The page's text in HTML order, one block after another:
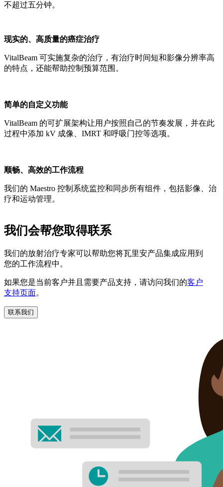
不超过五分钟。
现实的、高质量的癌症治疗
VitalBeam 可实施复杂的治疗，有治疗时间短和影像分辨率高
的特点，还能帮助控制预算范围。
简单的自定义功能
VitalBeam 的可扩展架构让用户按照自己的节奏发展，并在此
过程中添加 kV 成像、IMRT 和呼吸门控等选项。
顺畅、高效的工作流程
我们的 Maestro 控制系统监控和同步所有组件，包括影像、治
疗和运动管理。
我们会帮您取得联系
我们的放射治疗专家可以帮助您将瓦里安产品集成应用到
您的工作流程中。
如果您是当前客户并且需要产品支持，请访问我们的客户
支持页面。
联系我们